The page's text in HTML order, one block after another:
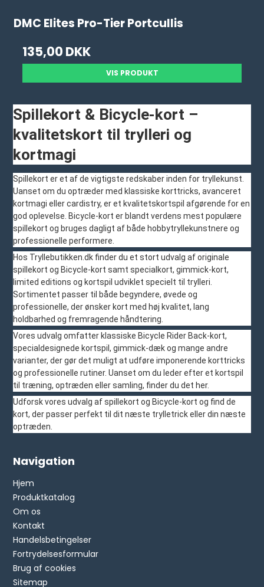
DMC Elites Pro-Tier Portcullis
135,00 DKK
VIS PRODUKT
Spillekort & Bicycle-kort –
kvalitetskort til trylleri og
kortmagi
Spillekort er et af de vigtigste redskaber inden for tryllekunst.
Uanset om du optræder med klassiske korttricks, avanceret
kortmagi eller cardistry, er et kvalitetskortspil afgørende for en
god oplevelse. Bicycle-kort er blandt verdens mest populære
spillekort og bruges dagligt af både hobbytryllekunstnere og
professionelle performere.
Hos Tryllebutikken.dk finder du et stort udvalg af originale
spillekort og Bicycle-kort samt specialkort, gimmick-kort,
limited editions og kortspil udviklet specielt til trylleri.
Sortimentet passer til både begyndere, øvede og
professionelle, der ønsker kort med høj kvalitet, lang
holdbarhed og fremragende håndtering.
Vores udvalg omfatter klassiske Bicycle Rider Back-kort,
specialdesignede kortspil, gimmick-dæk og mange andre
varianter, der gør det muligt at udføre imponerende korttricks
og professionelle rutiner. Uanset om du leder efter et kortspil
til træning, optræden eller samling, finder du det her.
Udforsk vores udvalg af spillekort og Bicycle-kort og find de
kort, der passer perfekt til dit næste trylletrick eller din næste
optræden.
Navigation
Hjem
Produktkatalog
Om os
Kontakt
Handelsbetingelser
Fortrydelsesformular
Brug af cookies
Sitemap